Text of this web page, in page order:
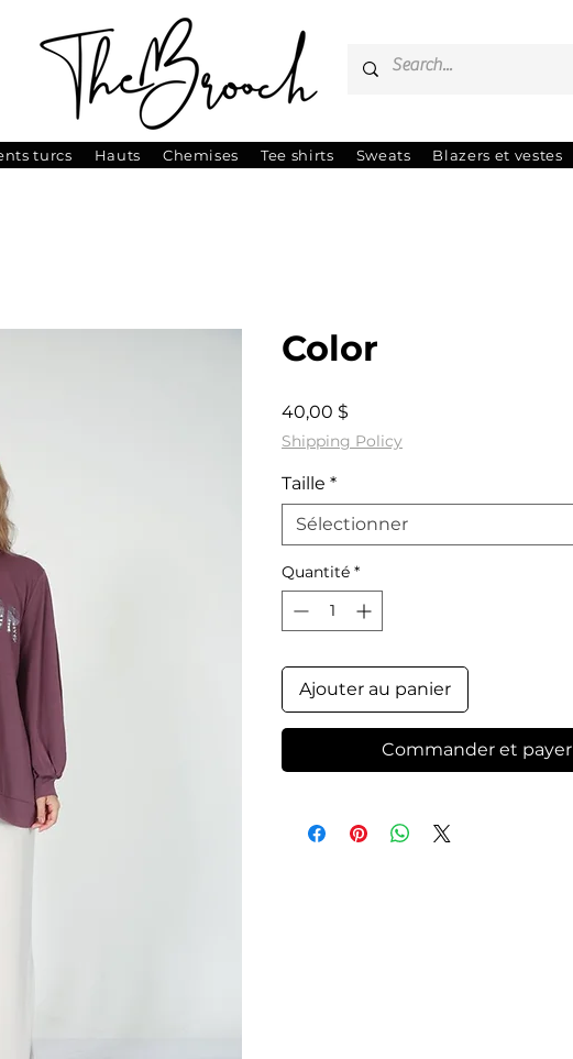
turcs Hauts Chemises Tee shirts Sweats Blazers et vestes
Color
40,00 $
Shipping Policy
Taille *
Sélectionner
Quantité *
Ajouter au panier
Commander et payer